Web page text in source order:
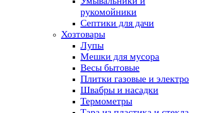
рукомойники
Септики для дачи
Хозтовары
Лупы
Мешки для мусора
Весы бытовые
Плитки газовые и электро
Швабры и насадки
Термометры